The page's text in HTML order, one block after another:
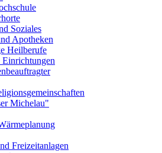
Soziales
Apotheken
Heilberufe
Einrichtungen
Michelau"
Freizeitanlagen